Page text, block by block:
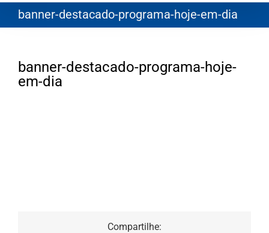
banner-destacado-programa-hoje-em-dia
banner-destacado-programa-hoje-
em-dia
Compartilhe: